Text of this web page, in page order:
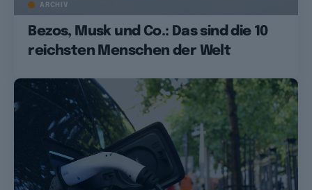
ARCHIV
Bezos, Musk und Co.: Das sind die 10
reichsten Menschen der Welt